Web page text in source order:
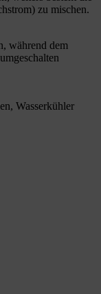
zu mischen.
während dem
Wasserkühler